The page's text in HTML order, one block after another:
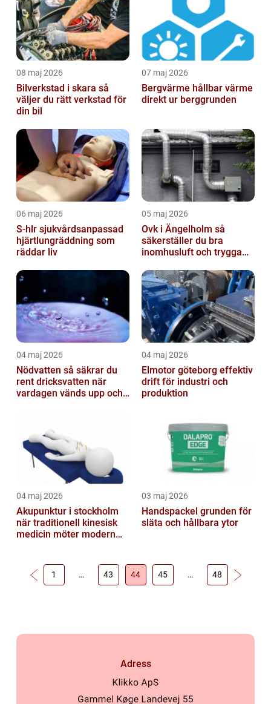
08 maj 2026
Bilverkstad i skara så
väljer du rätt verkstad för
din bil
07 maj 2026
Bergvärme hållbar värme
direkt ur berggrunden
06 maj 2026
S-hlr sjukvårdsanpassad
hjärtlungräddning som
räddar liv
05 maj 2026
Ovk i Ängelholm så
säkerställer du bra
inomhusluft och trygga
04 maj 2026
Nödvatten så säkrar du
rent dricksvatten när
vardagen vänds upp och
04 maj 2026
Elmotor göteborg effektiv
drift för industri och
produktion
04 maj 2026
Akupunktur i stockholm
när traditionell kinesisk
medicin möter modern
03 maj 2026
Handspackel grunden för
släta och hållbara ytor
1 … 43 44 45 … 48
Adress